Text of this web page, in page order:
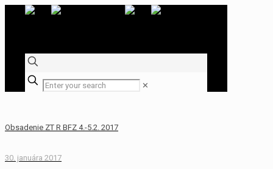
✕
Obsadenie ZT R BFZ 4.-5.2. 2017
30. januára 2017